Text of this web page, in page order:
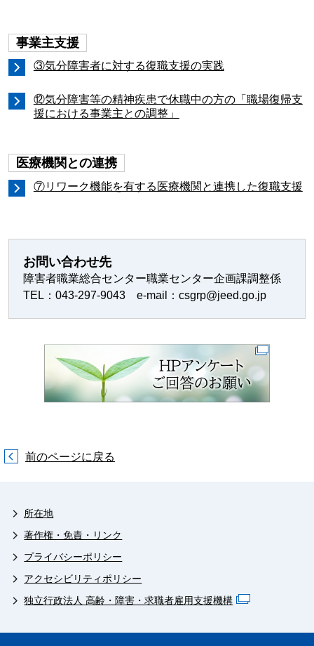
事業主支援
③気分障害者に対する復職支援の実践
⑫気分障害等の精神疾患で休職中の方の「職場復帰支
援における事業主との調整」
医療機関との連携
⑦リワーク機能を有する医療機関と連携した復職支援
お問い合わせ先
障害者職業総合センター職業センター企画課調整係
TEL：043-297-9043 e-mail：csgrp@jeed.go.jp
前のページに戻る
所在地
著作権・免責・リンク
プライバシーポリシー
アクセシビリティポリシー
独立行政法人 高齢・障害・求職者雇用支援機構